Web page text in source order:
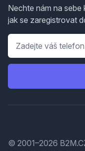
Nechte nám na
jak se zaregistrovat
Telefon
© 2001–2026